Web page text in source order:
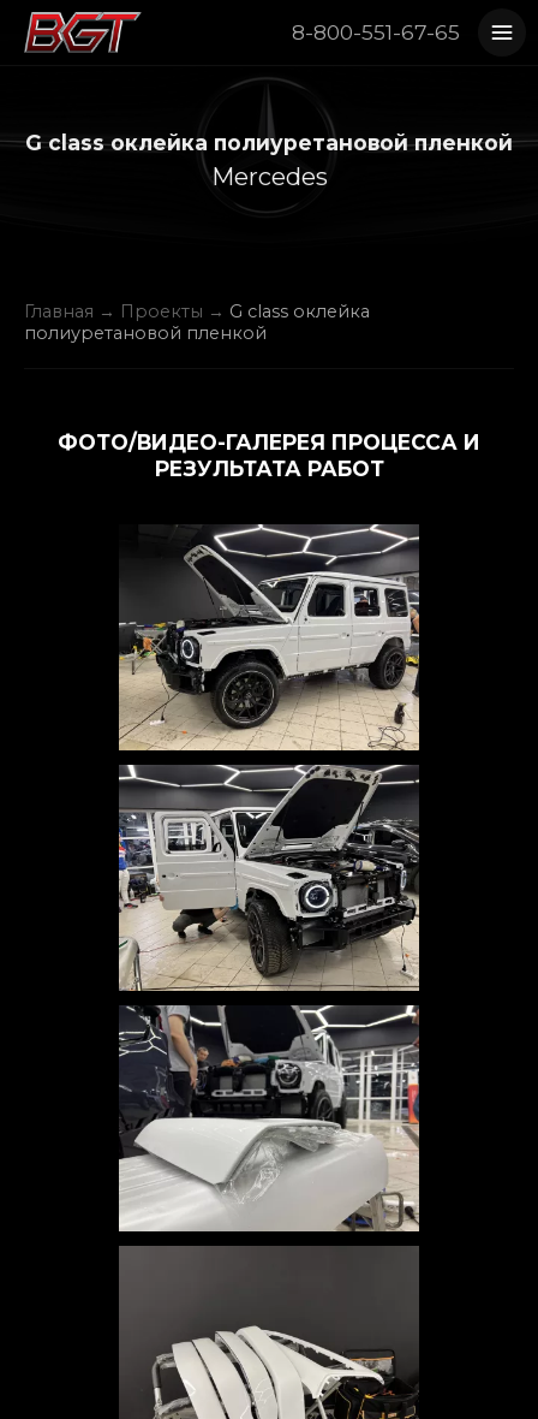
G class оклейка полиуретановой пленкой
Mercedes
8-800-551-67-65
Главная → Проекты → G class оклейка
полиуретановой пленкой
ФОТО/ВИДЕО-ГАЛЕРЕЯ ПРОЦЕССА И
РЕЗУЛЬТАТА РАБОТ